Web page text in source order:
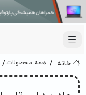
خانه همه محصولات